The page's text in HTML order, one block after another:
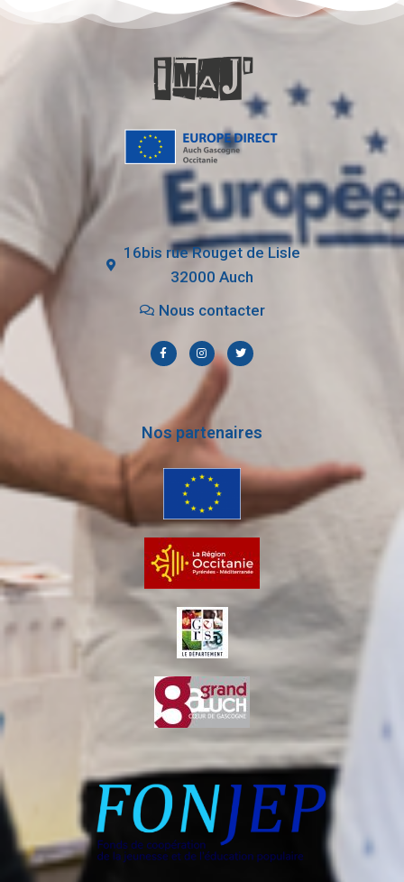
16bis rue Rouget de Lisle
32000 Auch
Nous contacter
Nos partenaires